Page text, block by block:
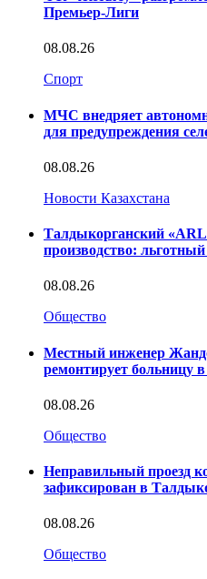
Премьер-Лиги
08.08.26
Спорт
МЧС внедряет
для предупреждения
08.08.26
Новости Казахстана
Талдыкорганский
производство:
08.08.26
Общество
Местный инженер
ремонтирует больницу
08.08.26
Общество
Неправильный проезд
зафиксирован в
08.08.26
Общество